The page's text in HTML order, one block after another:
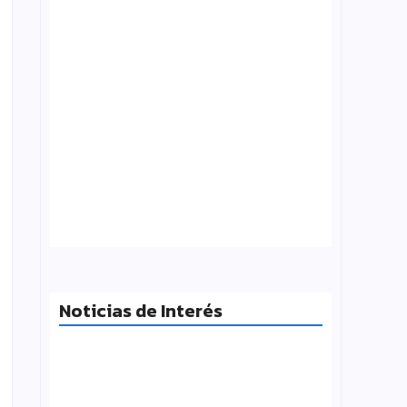
Noticias de Interés